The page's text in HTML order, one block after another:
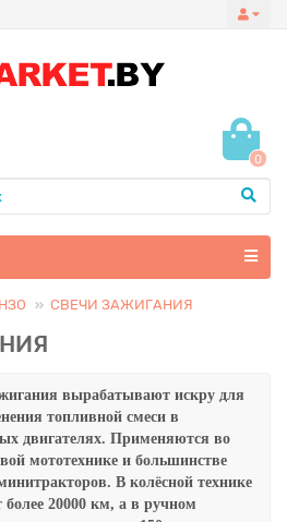
0
СВЕЧИ ЗАЖИГАНИЯ
вырабатывают искру для
топливной смеси в
двигателях. Применяются во
мототехнике и большинстве
В колёсной технике
более 20000 км, а в ручном